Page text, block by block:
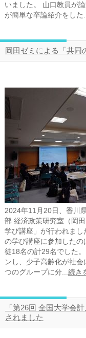
いました。 山口教員が
が簡単な卒論紹介をした...
岡田ゼミによる「共同
2024年11月20日、香川
部 経済政策研究室（岡
学び講座」が行われま
の学び講座に参加した
徒18名の計29名でした
ンし、少子高齢化が社
つのグループに分... 続き
「第26回 全国大学会
されました